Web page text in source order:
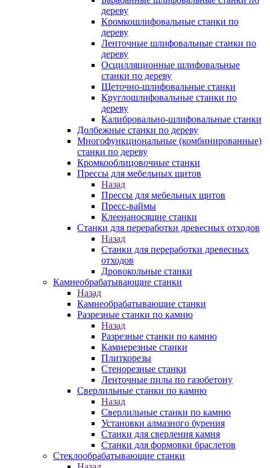
дереву
Кромкошлифовальные станки по
дереву
Ленточные шлифовальные станки по
дереву
Осцилляционные шлифовальные
станки по дереву
Щеточно-шлифовальные станки
Круглошлифовальные станки по
дереву
Калибровально-шлифовальные станки
Долбежные станки по дереву
Многофункциональные (комбинированные)
станки по дереву
Кромкооблицовочные станки
Прессы для мебельных щитов
Назад
Прессы для мебельных щитов
Пресс-ваймы
Клеенаносящие станки
Станки для переработки древесных отходов
Назад
Станки для переработки древесных
отходов
Дровокольные станки
Камнеобрабатывающие станки
Назад
Камнеобрабатывающие станки
Разрезные станки по камню
Назад
Разрезные станки по камню
Камнерезные станки
Плиткорезы
Стенорезные станки
Ленточные пилы по газобетону
Сверлильные станки по камню
Назад
Сверлильные станки по камню
Установки алмазного бурения
Станки для сверления камня
Станки для формовки браслетов
Стеклообрабатывающие станки